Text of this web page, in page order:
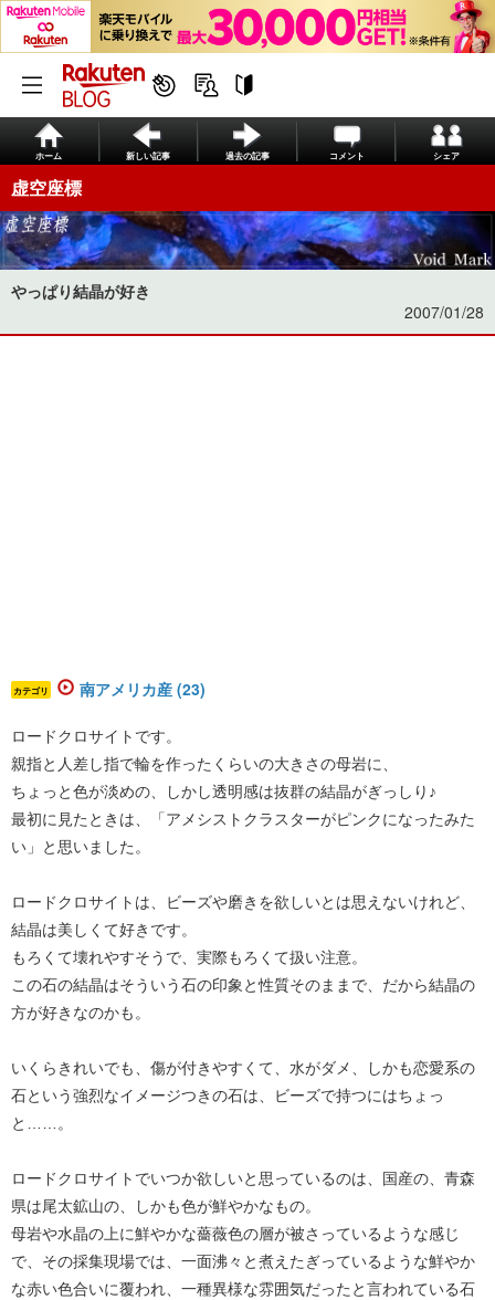
ホーム 新しい記事 過去の記事 コメント シェア
虚空座標
やっぱり結晶が好き
2007/01/28
カテゴリ 南アメリカ産 (23)
ロードクロサイトです。
親指と人差し指で輪を作ったくらいの大きさの母岩に、
ちょっと色が淡めの、しかし透明感は抜群の結晶がぎっしり♪
最初に見たときは、「アメシストクラスターがピンクになったみた
い」と思いました。
ロードクロサイトは、ビーズや磨きを欲しいとは思えないけれど、
結晶は美しくて好きです。
もろくて壊れやすそうで、実際もろくて扱い注意。
この石の結晶はそういう石の印象と性質そのままで、だから結晶の
方が好きなのかも。
いくらきれいでも、傷が付きやすくて、水がダメ、しかも恋愛系の
石という強烈なイメージつきの石は、ビーズで持つにはちょっ
と……。
ロードクロサイトでいつか欲しいと思っているのは、国産の、青森
県は尾太鉱山の、しかも色が鮮やかなもの。
母岩や水晶の上に鮮やかな薔薇色の層が被さっているような感じ
で、その採集現場では、一面沸々と煮えたぎっているような鮮やか
な赤い色合いに覆われ、一種異様な雰囲気だったと言われている石